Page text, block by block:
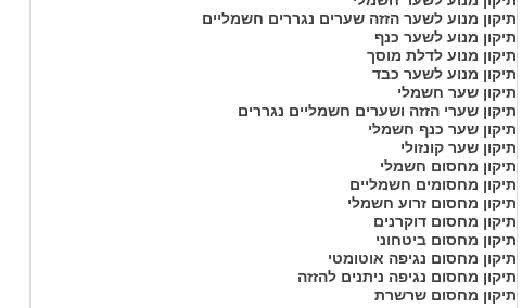
תיקון מנוע לשער הזזה שערים נגררים חשמליים
תיקון מנוע לשער כנף
תיקון מנוע לדלת מוסך
תיקון מנוע לשער כבד
תיקון שער חשמלי
תיקון שערי הזזה ושערים חשמליים נגררים
תיקון שער כנף חשמלי
תיקון שער קונזולי
תיקון מחסום חשמלי
תיקון מחסומים חשמליים
תיקון מחסום זרוע חשמלי
תיקון מחסום דוקרנים
תיקון מחסום ביטחוני
תיקון מחסום נגיפה אוטומטי
תיקון מחסום נגיפה ניתנים להזזה
תיקון מחסום שרשרת